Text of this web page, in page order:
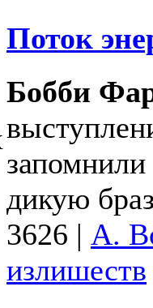
Поток
Бобби
дикую
3626 | А.
излишеств